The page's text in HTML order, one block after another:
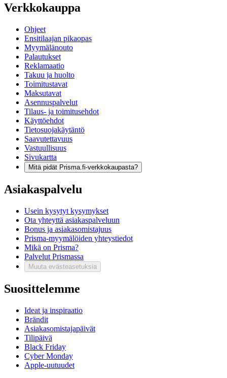
Verkkokauppa
Ohjeet
Ensitilaajan pikaopas
Myymälänouto
Palautukset
Reklamaatio
Takuu ja huolto
Toimitustavat
Maksutavat
Asennuspalvelut
Tilaus- ja toimitusehdot
Käyttöehdot
Tietosuojakäytäntö
Saavutettavuus
Vastuullisuus
Sivukartta
Mitä pidät Prisma.fi-verkkokaupasta?
Asiakaspalvelu
Usein kysytyt kysymykset
Ota yhteyttä asiakaspalveluun
Bonus ja asiakasomistajuus
Prisma-myymälöiden yhteystiedot
Mikä on Prisma?
Palvelut Prismassa
Muuta evästeasetuksia
Suosittelemme
Ideat ja inspiraatio
Brändit
Asiakasomistajapäivät
Tilipäivä
Black Friday
Cyber Monday
Apple-uutuudet